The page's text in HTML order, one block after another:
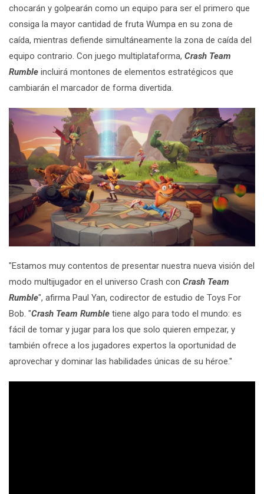
chocarán y golpearán como un equipo para ser el primero que
consiga la mayor cantidad de fruta Wumpa en su zona de
caída, mientras defiende simultáneamente la zona de caída del
equipo contrario. Con juego multiplataforma, Crash Team
Rumble incluirá montones de elementos estratégicos que
cambiarán el marcador de forma divertida.
"Estamos muy contentos de presentar nuestra nueva visión del
modo multijugador en el universo Crash con Crash Team
Rumble", afirma Paul Yan, codirector de estudio de Toys For
Bob. "Crash Team Rumble tiene algo para todo el mundo: es
fácil de tomar y jugar para los que solo quieren empezar, y
también ofrece a los jugadores expertos la oportunidad de
aprovechar y dominar las habilidades únicas de su héroe."